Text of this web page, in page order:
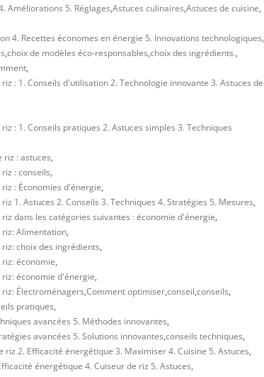
Améliorations 5. Réglages,Astuces culinaires,Astuces de cuisine,
4. Recettes économes en énergie 5. Innovations technologiques,
,choix de modèles éco-responsables,choix des ingrédients.,
,
: 1. Conseils d'utilisation 2. Technologie innovante 3. Astuces de
: 1. Conseils pratiques 2. Astuces simples 3. Techniques
: astuces,
: conseils,
: Économies d'énergie,
1. Astuces 2. Conseils 3. Techniques 4. Stratégies 5. Mesures,
dans les catégories suivantes : économie d'énergie,
Alimentation,
choix des ingrédients,
économie,
économie d'énergie,
Électroménagers,Comment optimiser,conseil,conseils,
pratiques,
avancées 5. Méthodes innovantes,
avancées 5. Solutions innovantes,conseils techniques,
riz 2. Efficacité énergétique 3. Maximiser 4. Cuisine 5. Astuces,
énergétique 4. Cuiseur de riz 5. Astuces,